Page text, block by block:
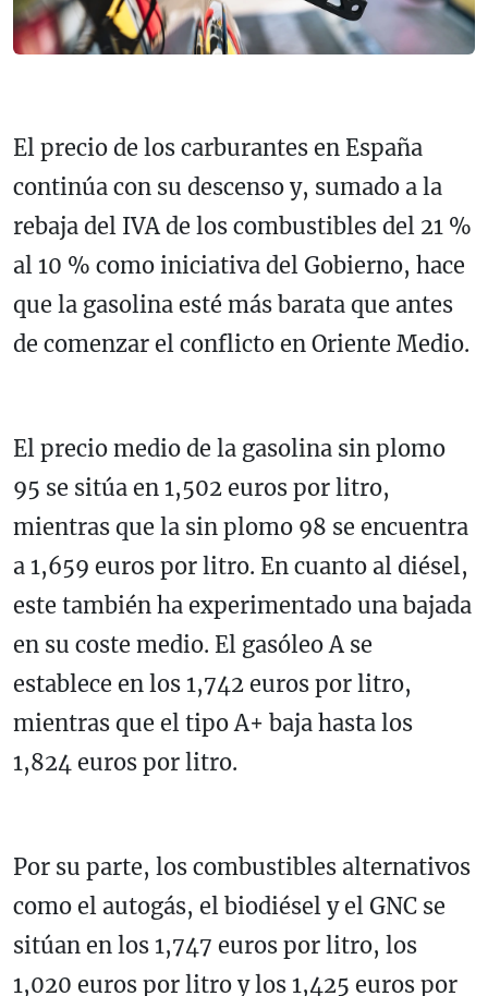
El precio de los carburantes en España
continúa con su descenso y, sumado a la
rebaja del IVA de los combustibles del 21 %
al 10 % como iniciativa del Gobierno, hace
que la gasolina esté más barata que antes
de comenzar el conflicto en Oriente Medio.
El precio medio de la gasolina sin plomo
95 se sitúa en 1,502 euros por litro,
mientras que la sin plomo 98 se encuentra
a 1,659 euros por litro. En cuanto al diésel,
este también ha experimentado una bajada
en su coste medio. El gasóleo A se
establece en los 1,742 euros por litro,
mientras que el tipo A+ baja hasta los
1,824 euros por litro.
Por su parte, los combustibles alternativos
como el autogás, el biodiésel y el GNC se
sitúan en los 1,747 euros por litro, los
1,020 euros por litro y los 1,425 euros por